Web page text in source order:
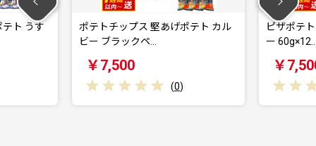
す
ポテトチップス 堅あげポテト カル
ビー ブラックペ…
￥7,500
(0 )
ピザポテト ポテ
ー 60g×12…
￥7,500